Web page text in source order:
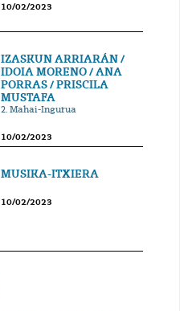
10/02/2023
IZASKUN ARRIARÁN /
IDOIA MORENO / ANA
PORRAS / PRISCILA
MUSTAFA
2. Mahai-Ingurua
10/02/2023
MUSIKA-ITXIERA
10/02/2023